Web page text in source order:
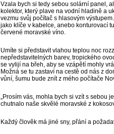
Vzala bych si tedy sebou solární panel,
kolektor, který plave na vodní hladině a
vezmu svůj počítač s hlasovým
jako klíče v kabelce, anebo konturovací
červené moravské víno.
Umíte si představit vlahou teplou noc
nepředstavitelných barev, tropického
se vylijí na břeh, aby se vzápětí mohly
Možná se tu zastaví na cestě od nás z
vůní, šumu bude znít z mého počítače
„Prosím vás, mohla bych si vzít s sebou
chutnalo naše skvělé moravské z
Každý člověk má jiné sny, přání a